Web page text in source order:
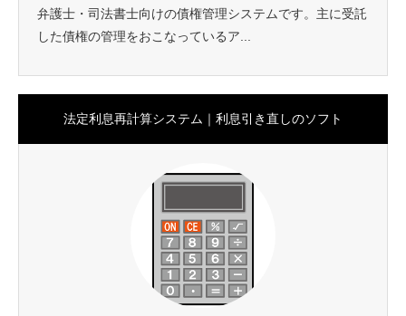
弁護士・司法書士向けの債権管理システムです。主に受託
した債権の管理をおこなっているア...
法定利息再計算システム｜利息引き直しのソフト